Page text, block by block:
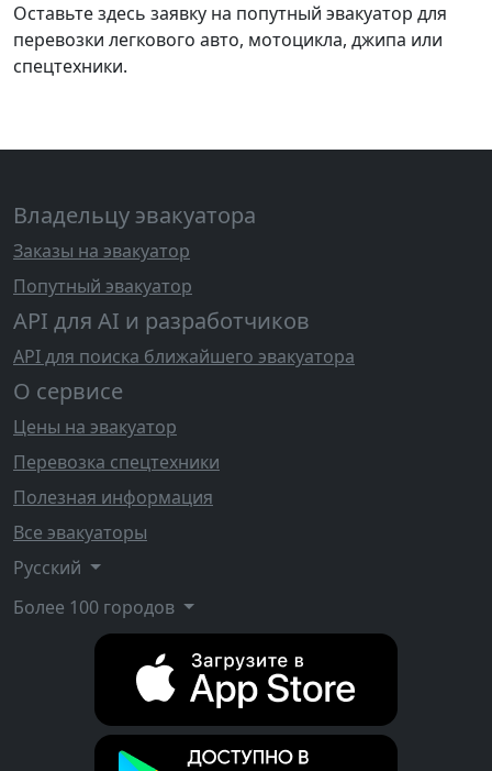
Оставьте здесь заявку на попутный эвакуатор для
перевозки легкового авто, мотоцикла, джипа или
спецтехники.
Владельцу эвакуатора
Заказы на эвакуатор
Попутный эвакуатор
API для AI и разработчиков
API для поиска ближайшего эвакуатора
О сервисе
Цены на эвакуатор
Перевозка спецтехники
Полезная информация
Все эвакуаторы
Русский
Более 100 городов